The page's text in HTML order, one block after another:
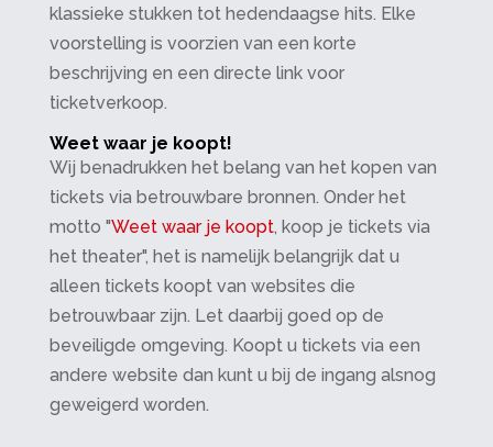
klassieke stukken tot hedendaagse hits. Elke
voorstelling is voorzien van een korte
beschrijving en een directe link voor
ticketverkoop.
Weet waar je koopt!
Wij benadrukken het belang van het kopen van
tickets via betrouwbare bronnen. Onder het
motto "Weet waar je koopt, koop je tickets via
het theater", het is namelijk belangrijk dat u
alleen tickets koopt van websites die
betrouwbaar zijn. Let daarbij goed op de
beveiligde omgeving. Koopt u tickets via een
andere website dan kunt u bij de ingang alsnog
geweigerd worden.